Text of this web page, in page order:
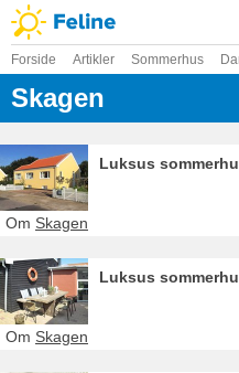
Forside Artikler Sommerhus
Skagen
Luksus
Om Skagen
Luksus
Om Skagen